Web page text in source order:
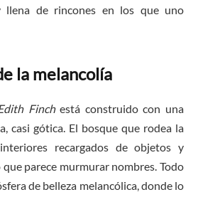
llena de rincones en los que uno
la melancolía
Finchestá construido con una
casi gótica. El bosque que rodea la
recargados de objetos y
parece murmurar nombres. Todo
de belleza melancólica, donde lo